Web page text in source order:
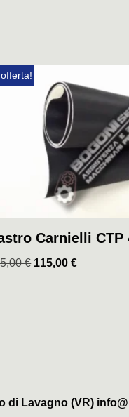
offerta!
Carnielli CTP
€ 115,00€
Lavagno (VR)